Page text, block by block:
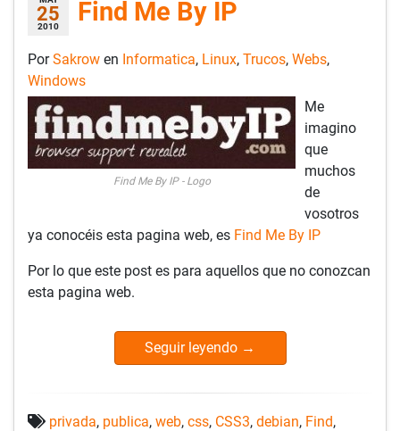
25
2010 Find Me By IP
PorSakrow en Informatica, Linux, Trucos, Webs,
Windows
Find Me By IP - Logo
Me
imagino
que
muchos
de
vosotros
ya conocéis esta pagina web, es Find Me By IP
Por lo que este post es para aquellos que no conozcan
esta pagina web.
Seguir leyendo →
privada, publica, web, css, CSS3, debian, Find,